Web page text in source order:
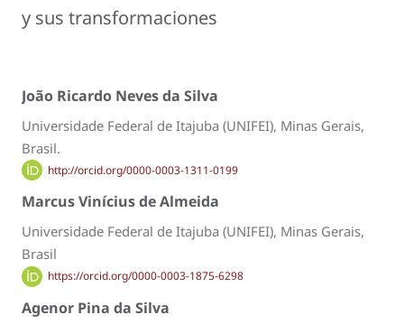
y sus transformaciones
João Ricardo Neves da Silva
Universidade Federal de Itajuba (UNIFEI), Minas Gerais,
Brasil.
http://orcid.org/0000-0003-1311-0199
Marcus Vinícius de Almeida
Universidade Federal de Itajuba (UNIFEI), Minas Gerais,
Brasil
https://orcid.org/0000-0003-1875-6298
Agenor Pina da Silva